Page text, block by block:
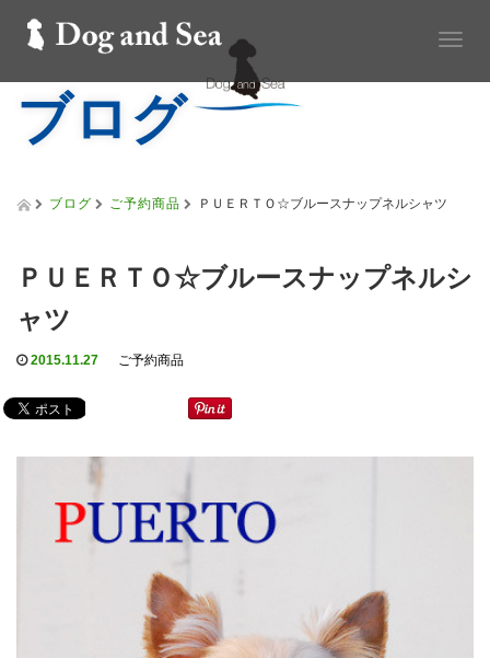
T
g
a
ブログ
ブログ ご予約商品 ＰＵＥＲＴＯ☆ブルースナップネルシャツ
ＰＵＥＲＴＯ☆ブルースナップネルシ
ャツ
2015.11.27 ご予約商品